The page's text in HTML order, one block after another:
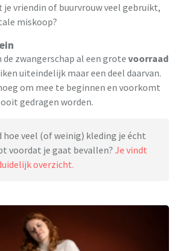
je vriendin of buurvrouw veel gebruikt,
miskoop?
de zwangerschap al een grote voorraad
uiteindelijk maar een deel daarvan.
om mee te beginnen en voorkomt
gedragen worden.
hoe veel (of weinig) kleding je écht
voordat je gaat bevallen? Je vindt
overzicht.